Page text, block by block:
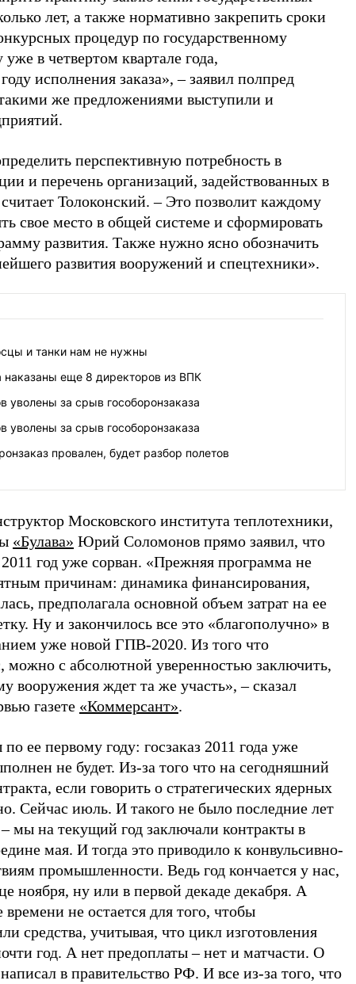
лет, а также нормативно закрепить сроки
процедур по государственному
в четвертом квартале года,
исполнения заказа», – заявил полпред
же предложениями выступили и
перспективную потребность в
и перечень организаций, задействованных в
считает Толоконский. – Это позволит каждому
свое место в общей системе и сформировать
развития. Также нужно ясно обозначить
развития вооружений и спецтехники».
и танки нам не нужны
наказаны еще 8 директоров из ВПК
уволены за срыв гособоронзаказа
уволены за срыв гособоронзаказа
провален, будет разбор полетов
Московского института теплотехники,
«Булава» Юрий Соломонов прямо заявил, что
2011 год уже сорван. «Прежняя программа не
причинам: динамика финансирования,
предполагала основной объем затрат на ее
Ну и закончилось все это «благополучно» в
уже новой ГПВ-2020. Из того что
можно с абсолютной уверенностью заключить,
вооружения ждет та же участь», – сказал
газете «Коммерсант».
ее первому году: госзаказ 2011 года уже
не будет. Из-за того что на сегодняшний
если говорить о стратегических ядерных
Сейчас июль. И такого не было последние лет
мы на текущий год заключали контракты в
мая. И тогда это приводило к конвульсивно-
промышленности. Ведь год кончается у нас,
ноября, ну или в первой декаде декабря. А
не остается для того, чтобы
средства, учитывая, что цикл изготовления
год. А нет предоплаты – нет и матчасти. О
в правительство РФ. И все из-за того, что